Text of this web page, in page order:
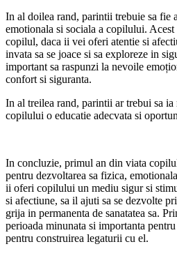
In al doilea rand, parintii trebuie sa fie
emotionala si sociala a copilului.
copilul, daca ii vei oferi atentie si
invata sa se joace si sa exploreze in
important sa raspunzi la nevoile
confort si siguranta.
In al treilea rand, parintii ar trebui sa ia
copilului o educatie adecvata si
In concluzie, primul an din viata
pentru dezvoltarea sa fizica,
ii oferi copilului un mediu sigur si
si afectiune, sa il ajuti sa se dezvolte
grija in permanenta de sanatatea sa.
perioada minunata si importanta
pentru construirea legaturii cu el.